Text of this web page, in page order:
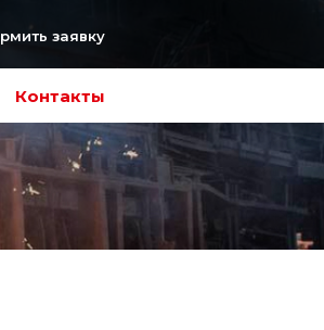
Контакты
заявку